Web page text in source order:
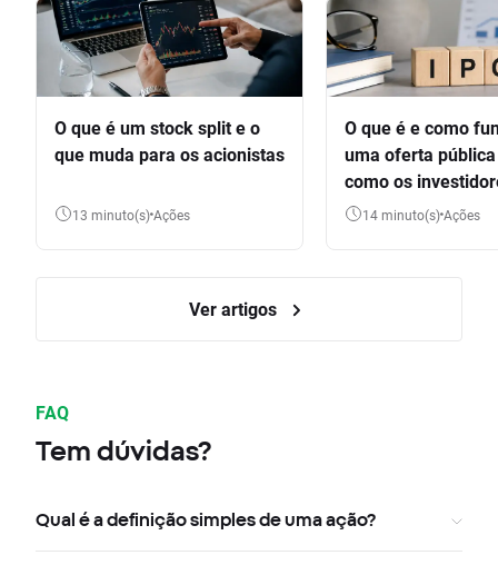
O que é um stock split e o
que muda para os acionistas
13 minuto(s) Ações
O que é e como
uma oferta
como os
participar
14 minuto(s) Ações
Ver artigos
FAQ
Tem dúvidas?
Qual é a definição simples de uma ação?